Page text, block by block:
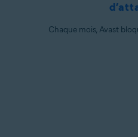
Chaque mois, Avast